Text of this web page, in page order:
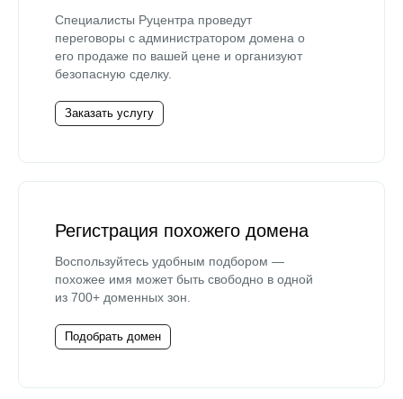
Специалисты Руцентра проведут
переговоры с администратором домена о
его продаже по вашей цене и организуют
безопасную сделку.
Заказать услугу
Регистрация похожего домена
Воспользуйтесь удобным подбором —
похожее имя может быть свободно в одной
из 700+ доменных зон.
Подобрать домен